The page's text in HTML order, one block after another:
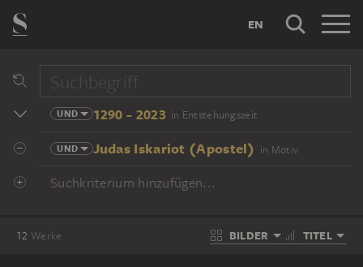
EN
UND 1290 - 2023 in Entstehungszeit
UND Judas Iskariot (Apostel) in Motiv
Suchkriterium hinzufügen...
12 Werke BILDER TITEL